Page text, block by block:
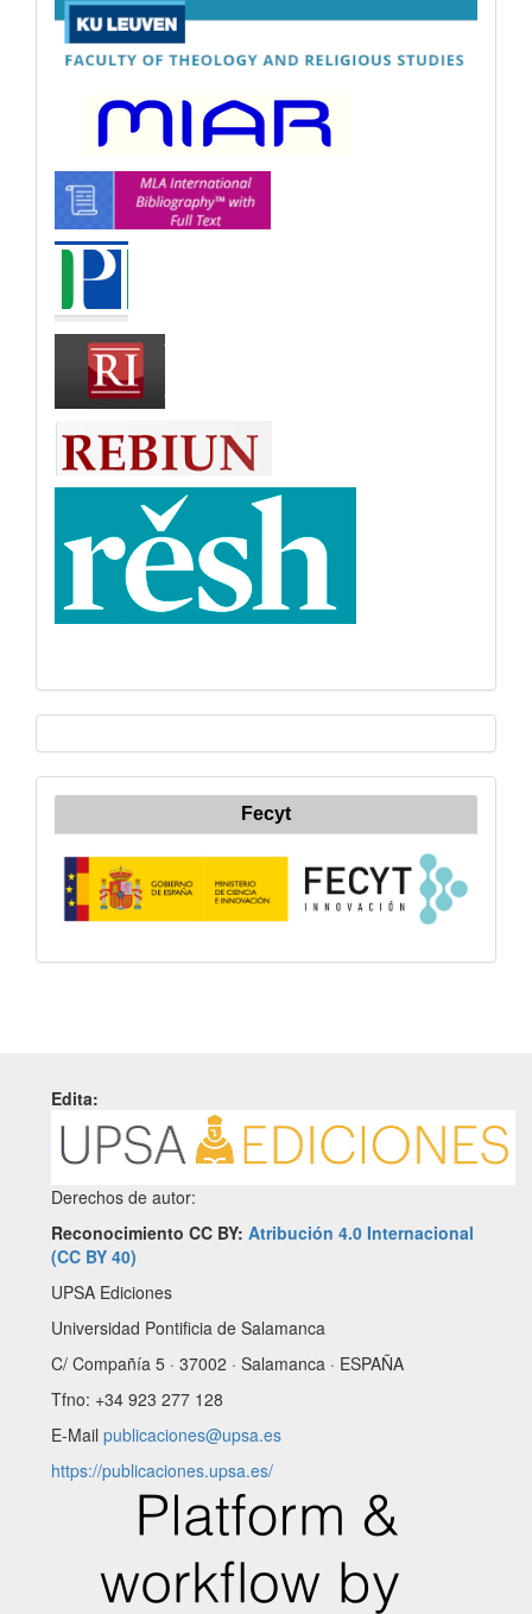
Fecyt
Edita:
Derechos de autor:
Reconocimiento CC BY: Atribución 4.0 Internacional
(CC BY 40)
UPSA Ediciones
Universidad Pontificia de Salamanca
C/ Compañía 5 · 37002 · Salamanca · ESPAÑA
Tfno: +34 923 277 128
E-Mail publicaciones@upsa.es
https://publicaciones.upsa.es/